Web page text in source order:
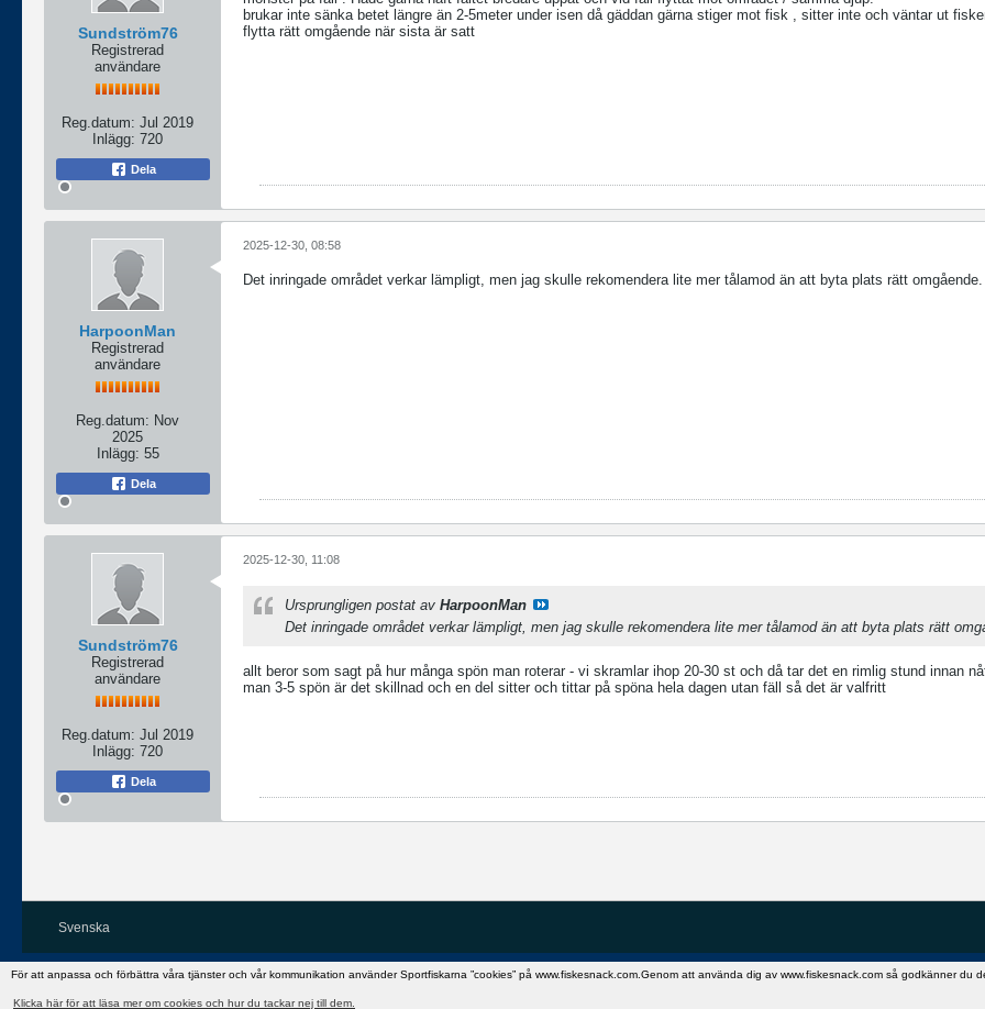
För att anpassa och förbättra våra tjänster och vår kommunikation använder Sportfiskarna ”cookies” på www.fiskesnack.com.Genom att använda dig av www.fiskesnack.com så godkänner du
Klicka här för att läsa mer om cookies och hur du tackar nej till dem.
Sundström76
Registrerad
användare
Reg.datum: Jul 2019
Inlägg: 720
Dela
brukar inte sänka betet längre än 2-5meter under isen då gäddan gärna stiger mot fisk , sitter inte och väntar ut
flytta rätt omgående när sista är satt
HarpoonMan
Registrerad
användare
Reg.datum: Nov
2025
Inlägg: 55
Dela
2025-12-30, 08:58
Det inringade området verkar lämpligt, men jag skulle rekomendera lite mer tålamod än att byta plats rätt omgående.
Sundström76
Registrerad
användare
Reg.datum: Jul 2019
Inlägg: 720
Dela
2025-12-30, 11:08
Ursprungligen postat av HarpoonMan
Det inringade området verkar lämpligt, men jag skulle rekomendera lite mer tålamod än att byta plats rätt
allt beror som sagt på hur många spön man roterar - vi skramlar ihop 20-30 st och då tar det en rimlig stund innan
man 3-5 spön är det skillnad och en del sitter och tittar på spöna hela dagen utan fäll så det är valfritt
Svenska